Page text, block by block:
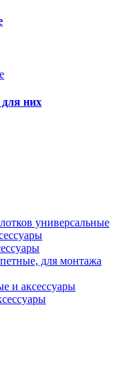
них
универсальные
для монтажа
и аксессуары